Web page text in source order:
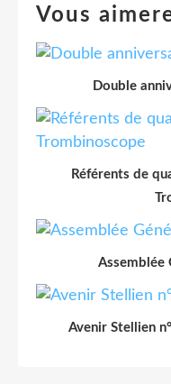
Vous
Double
Référents de
Assemblée
Avenir Stellien